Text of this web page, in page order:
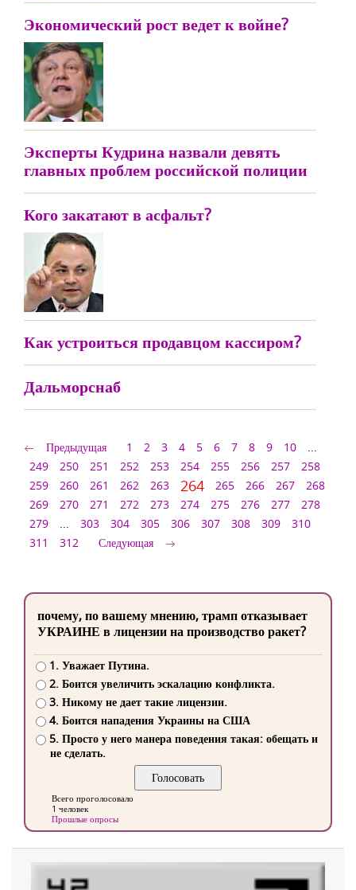
Экономический рост ведет к войне?
Эксперты Кудрина назвали девять
главных проблем российской полиции
Кого закатают в асфальт?
Как устроиться продавцом кассиром?
Дальморснаб
Предыдущая 1 2 3 4 5 6 7 8 9 10
...
249
250 251 252 253 254 255 256 257
258
259
260 261 262 263 264 265 266 267
268
269
270 271 272 273 274 275 276 277
278
279
... 303 304 305 306 307 308 309
310
311
312 Следующая
почему, по вашему мнению, трамп отказывает
УКРАИНЕ в лицензии на производство ракет?
1. Уважает Путина.
2. Боится увеличить эскалацию конфликта.
3. Никому не дает такие лицензии.
4. Боится нападения Украины на США
5. Просто у него манера поведения такая: обещать и
не сделать.
Всего проголосовало
1 человек
Прошлые опросы